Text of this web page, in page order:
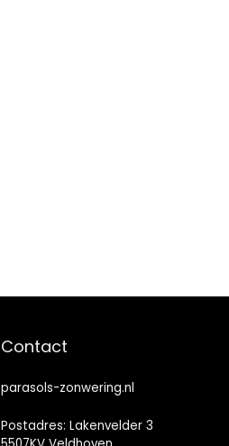
Contact
parasols-zonwering.nl
Postadres: Lakenvelder 3